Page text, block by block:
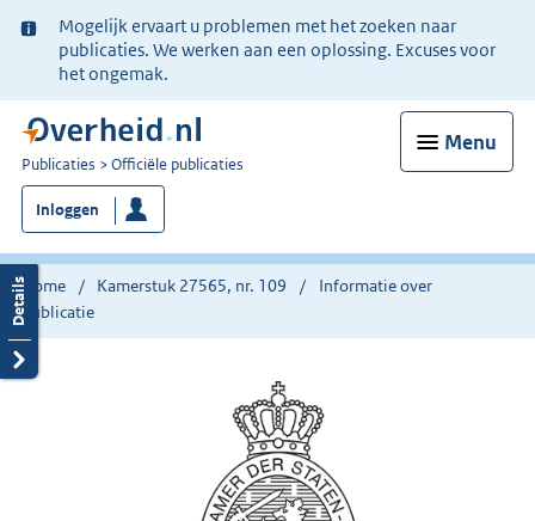
Ter
informatie:
Mogelijk ervaart u problemen met het zoeken naar
publicaties. We werken aan een oplossing. Excuses voor
het ongemak.
Menu
U
bent
nu
hier:
Publicaties Officiële publicaties
Inloggen
Home Kamerstuk 27565, nr. 109
Informatie over
publicatie